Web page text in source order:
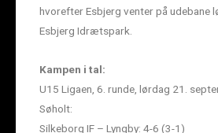
hvorefter Esbjerg venter på udebane
Esbjerg Idrætspark.
Kampen i tal:
U15 Ligaen, 6. runde, lørdag 21.
Søholt:
Silkeborg IF – Lyngby: 4-6 (3-1)